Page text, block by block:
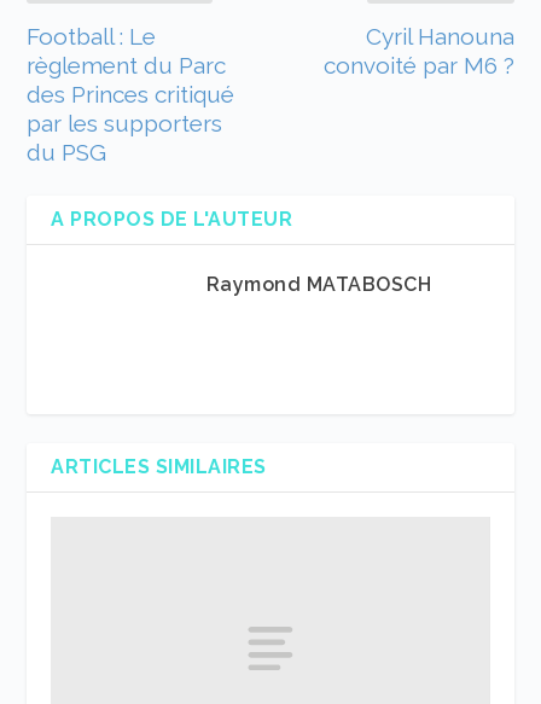
Football : Le
règlement du Parc
des Princes critiqué
par les supporters
du PSG
Cyril Hanouna
convoité par M6 ?
A PROPOS DE L'AUTEUR
Raymond MATABOSCH
ARTICLES SIMILAIRES